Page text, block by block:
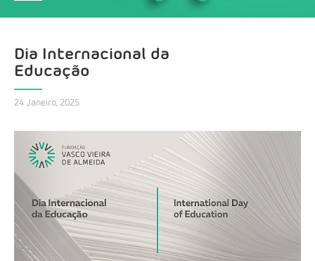
Dia Internacional da
Educação
24 Janeiro, 2025